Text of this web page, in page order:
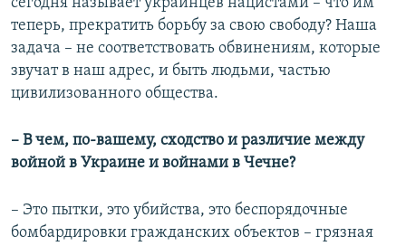
теперь, прекратить борьбу за свою свободу? Наша
задача – не соответствовать обвинениям, которые
звучат в наш адрес, и быть людьми, частью
цивилизованного общества.
– В чем, по-вашему, сходство и различие между
войной в Украине и войнами в Чечне?
– Это пытки, это убийства, это беспорядочные
бомбардировки гражданских объектов – грязная